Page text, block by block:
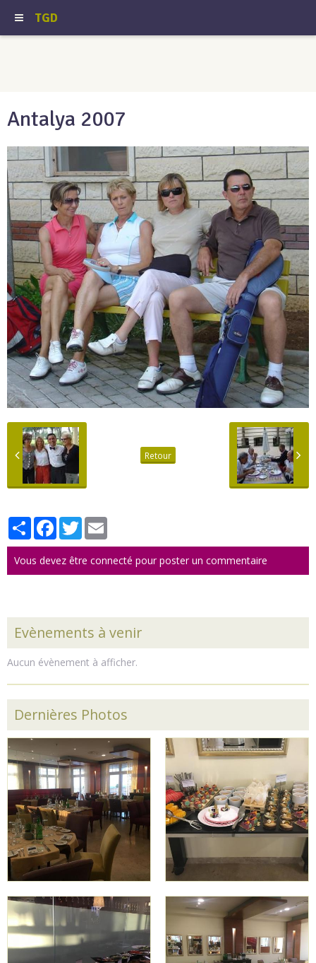
TGD
Antalya 2007
Retour
PartagerFacebook
Twitter
Vous devez être connecté pour poster un commentaire
Evènements à venir
Aucun évènement à afficher.
Dernières Photos